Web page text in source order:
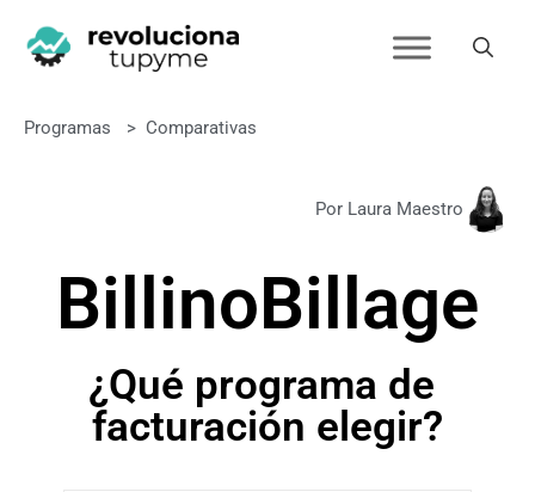
Programas > Comparativas
Por Laura Maestro
BillinoBillage
¿Qué programa de
facturación elegir?